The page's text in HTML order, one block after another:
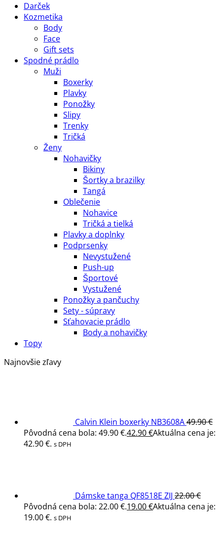
Darček
Kozmetika
Body
Face
Gift sets
Spodné prádlo
Muži
Boxerky
Plavky
Ponožky
Slipy
Trenky
Tričká
Ženy
Nohavičky
Bikiny
Šortky a brazilky
Tangá
Oblečenie
Nohavice
Tričká a tielká
Plavky a doplnky
Podprsenky
Nevystužené
Push-up
Športové
Vystužené
Ponožky a pančuchy
Sety - súpravy
Sťahovacie prádlo
Body a nohavičky
Topy
Najnovšie zľavy
Calvin Klein boxerky NB3608A49.90€
Pôvodná cena bola: 49.90 €.42.90€Aktuálna cena je:
42.90 €. s DPH
Dámske tanga QF8518E ZIJ 22.00€
Pôvodná cena bola: 22.00 €.19.00€Aktuálna cena je:
19.00 €. s DPH